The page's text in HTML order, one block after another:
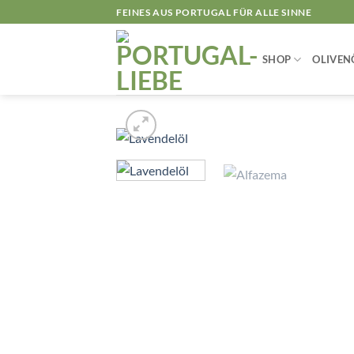
Inhalt
FEINES AUS PORTUGAL FÜR ALLE SINNE
SHOP